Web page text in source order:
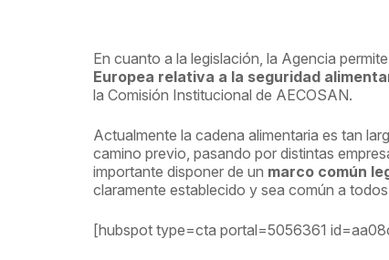
En cuanto a la legislación, la Agencia permite
Europea relativa a la seguridad
la Comisión Institucional de AECOSAN.
Actualmente la cadena alimentaria es tan
camino previo, pasando por distintas
importante disponer de un marco común
claramente establecido y sea común a
[hubspot type=cta portal=5056361